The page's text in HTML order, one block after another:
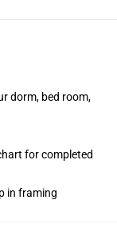
dorm, bed room,
for completed
in framing